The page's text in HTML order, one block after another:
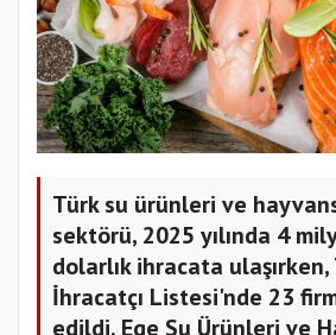
Türk su ürünleri ve
sektörü, 2025 yılında 4
dolarlık ihracata
İhracatçı Listesi'nde 23
edildi. Ege Su Ürünleri ve